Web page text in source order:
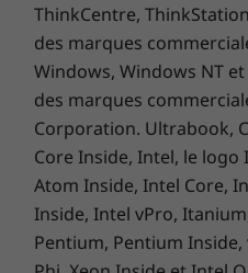
Achetez ce PC et
niveau gratuite vers
qu'elle est disponible.
1 Le plan de
est en cours de
commencer fin 2021 et
2022. Le calendrier
l’ordinateur. Certaines
ThinkCentre,
des marques
Windows, Windows NT
des marques
Corporation. Ultrabook,
Core Inside, Intel, le
Atom Inside, Intel Core,
Inside, Intel vPro,
Pentium, Pentium Inside,